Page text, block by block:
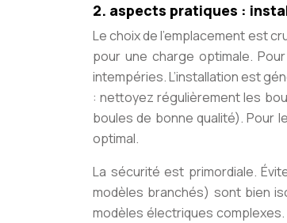
2. aspects pratiques :
Le choix de l’emplacement est
pour une charge optimale.
intempéries. L’installation est
: nettoyez régulièrement les
boules de bonne qualité). Pour
optimal.
La sécurité est primordiale.
modèles branchés) sont bien
modèles électriques